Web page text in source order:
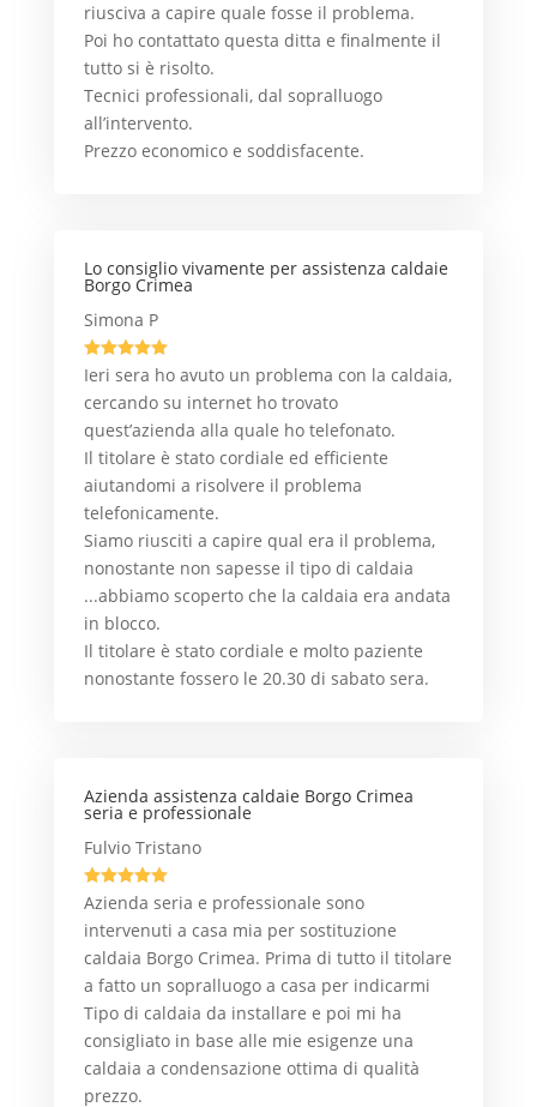
riusciva a capire quale fosse il problema.
Poi ho contattato questa ditta e finalmente il
tutto si è risolto.
Tecnici professionali, dal sopralluogo
all’intervento.
Prezzo economico e soddisfacente.
Lo consiglio vivamente per assistenza caldaie
Borgo Crimea
Simona P

Ieri sera ho avuto un problema con la caldaia,
cercando su internet ho trovato
quest’azienda alla quale ho telefonato.
Il titolare è stato cordiale ed efficiente
aiutandomi a risolvere il problema
telefonicamente.
Siamo riusciti a capire qual era il problema,
nonostante non sapesse il tipo di caldaia
...abbiamo scoperto che la caldaia era andata
in blocco.
Il titolare è stato cordiale e molto paziente
nonostante fossero le 20.30 di sabato sera.
Azienda assistenza caldaie Borgo Crimea
seria e professionale
Fulvio Tristano

Azienda seria e professionale sono
intervenuti a casa mia per sostituzione
caldaia Borgo Crimea. Prima di tutto il titolare
a fatto un sopralluogo a casa per indicarmi
Tipo di caldaia da installare e poi mi ha
consigliato in base alle mie esigenze una
caldaia a condensazione ottima di qualità
prezzo.